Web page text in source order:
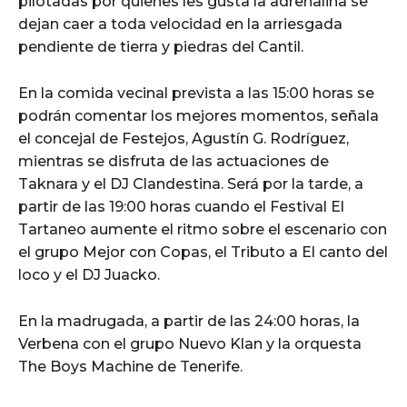
dejan caer a toda velocidad en la arriesgada
pendiente de tierra y piedras del Cantil.
En la comida vecinal prevista a las 15:00 horas se
podrán comentar los mejores momentos, señala
el concejal de Festejos, Agustín G. Rodríguez,
mientras se disfruta de las actuaciones de
Taknara y el DJ Clandestina. Será por la tarde, a
partir de las 19:00 horas cuando el Festival El
Tartaneo aumente el ritmo sobre el escenario con
el grupo Mejor con Copas, el Tributo a El canto del
loco y el DJ Juacko.
En la madrugada, a partir de las 24:00 horas, la
Verbena con el grupo Nuevo Klan y la orquesta
The Boys Machine de Tenerife.